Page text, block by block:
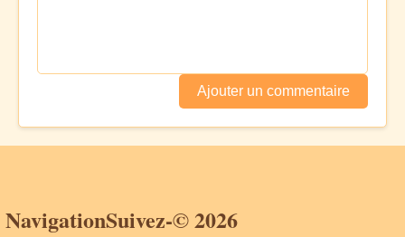
Ajouter un commentaire
NavigationSuivez-© 2026